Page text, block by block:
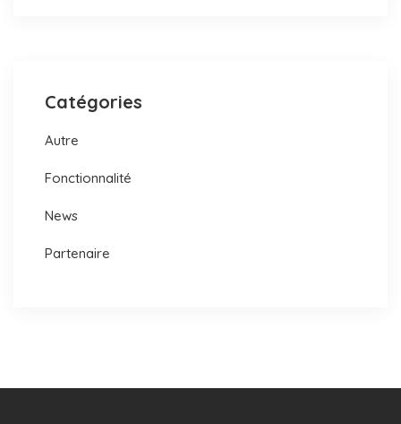
Catégories
Autre
Fonctionnalité
News
Partenaire